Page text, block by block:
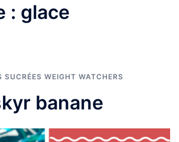
: glace
SUCRÉES WEIGHT WATCHERS
banane